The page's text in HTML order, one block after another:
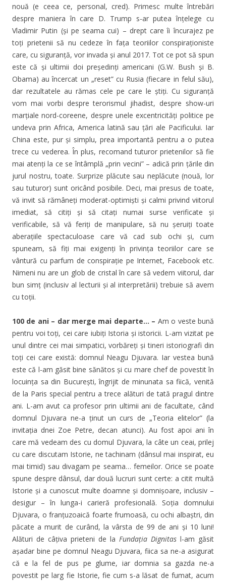
nouă (e ceea ce, personal, cred). Primesc multe întrebări
despre maniera în care D. Trump s-ar putea înțelege cu
Vladimir Putin (și pe seama cui) – drept care îi încurajez pe
toți prietenii să nu cedeze în fața teoriilor conspiraționiste
care, cu siguranță, vor invada și anul 2017. Tot ce pot să spun
este că și ultimii doi președinți americani (G.W. Bush și B.
Obama) au încercat un „reset” cu Rusia (fiecare in felul său),
dar rezultatele au rămas cele pe care le știți. Cu siguranță
vom mai vorbi despre terorismul jihadist, despre show-uri
marțiale nord-coreene, despre unele excentricități politice pe
undeva prin Africa, America latină sau țări ale Pacificului. Iar
China este, pur și simplu, prea importantă pentru a o putea
trece cu vederea. În plus, recomand tuturor prietenilor să fie
mai atenți la ce se întâmplă „prin vecini” – adică prin țările din
jurul nostru, toate. Surprize plăcute sau neplăcute (nouă, lor
sau tuturor) sunt oricând posibile. Deci, mai presus de toate,
vă invit să rămâneți moderat-optimiști și calmi privind viitorul
imediat, să citiți și să citați numai surse verificate și
verificabile, să vă feriți de manipulare, să nu șeruiți toate
aberațiile spectaculoase care vă cad sub ochi și, cum
spuneam, să fiți mai exigenți în privința teoriilor care se
vântură cu parfum de conspirație pe Internet, Facebook etc.
Nimeni nu are un glob de cristal în care să vedem viitorul, dar
bun simț (inclusiv al lecturii și al interpretării) trebuie să avem
cu toții.
100 de ani – dar merge mai departe… – Am o veste bună
pentru voi toți, cei care iubiți Istoria și istoricii. L-am vizitat pe
unul dintre cei mai simpatici, vorbăreți și tineri istoriografi din
toți cei care există: domnul Neagu Djuvara. Iar vestea bună
este că l-am găsit bine sănătos și cu mare chef de povestit în
locuința sa din București, îngrijit de minunata sa fiică, venită
de la Paris special pentru a trece alături de tată pragul dintre
ani. L-am avut ca profesor prin ultimii ani de facultate, când
domnul Djuvara ne-a ținut un curs de „Teoria elitelor” (la
invitația dnei Zoe Petre, decan atunci). Au fost apoi ani în
care mă vedeam des cu domul Djuvara, la câte un ceai, prilej
cu care discutam Istorie, ne tachinam (dânsul mai inspirat, eu
mai timid) sau divagam pe seama… femeilor. Orice se poate
spune despre dânsul, dar două lucruri sunt certe: a citit multă
Istorie și a cunoscut multe doamne și domnișoare, inclusiv –
desigur – în lunga-i carieră profesională. Soția domnului
Djuvara, o franțuzoaică foarte frumoasă, cu ochi albaștri, din
păcate a murit de curând, la vârsta de 99 de ani și 10 luni!
Alături de câțiva prieteni de la Fundația Dignitas l-am găsit
așadar bine pe domnul Neagu Djuvara, fiica sa ne-a asigurat
că e la fel de pus pe glume, iar domnia sa gazda ne-a
povestit pe larg fie Istorie, fie cum s-a lăsat de fumat, acum